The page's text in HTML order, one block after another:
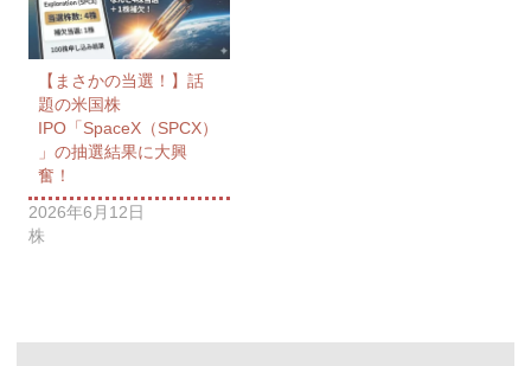
【まさかの当選！】話
題の米国株
IPO「SpaceX（SPCX）
」の抽選結果に大興
奮！
2026年6月12日
株